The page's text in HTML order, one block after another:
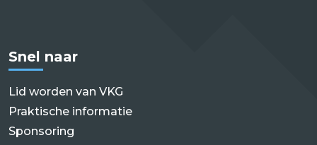
Snel naar
Lid worden van VKG
Praktische informatie
Sponsoring